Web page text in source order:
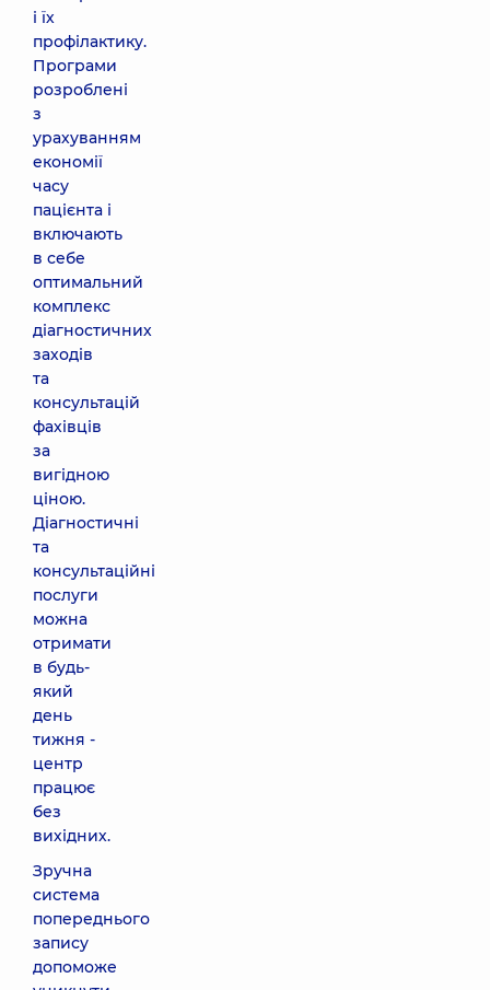
і їх
профілактику.
Програми
розроблені
з
урахуванням
економії
часу
пацієнта і
включають
в себе
оптимальний
комплекс
діагностичних
заходів
та
консультацій
фахівців
за
вигідною
ціною.
Діагностичні
та
консультаційні
послуги
можна
отримати
в будь-
який
день
тижня -
центр
працює
без
вихідних.
Зручна
система
попереднього
запису
допоможе